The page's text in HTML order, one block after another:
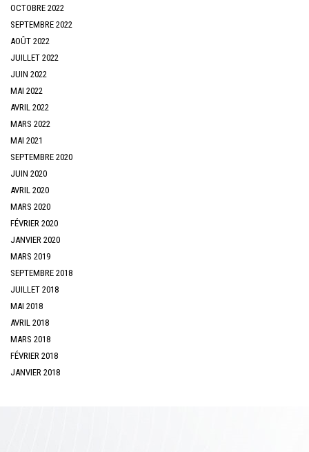
OCTOBRE 2022
SEPTEMBRE 2022
AOÛT 2022
JUILLET 2022
JUIN 2022
MAI 2022
AVRIL 2022
MARS 2022
MAI 2021
SEPTEMBRE 2020
JUIN 2020
AVRIL 2020
MARS 2020
FÉVRIER 2020
JANVIER 2020
MARS 2019
SEPTEMBRE 2018
JUILLET 2018
MAI 2018
AVRIL 2018
MARS 2018
FÉVRIER 2018
JANVIER 2018